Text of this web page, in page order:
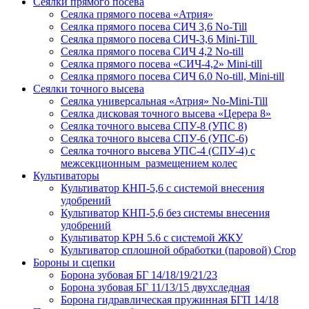
Сеялка прямого посева «Атрия»
Сеялка прямого посева СИЧ 3,6 No-Till
Сеялка прямого посева СИЧ-3,6 Mini-Till
Сеялка прямого посева СИЧ 4,2 No-till
Сеялка прямого посева «СИЧ-4,2» Mini-till
Сеялка прямого посева СИЧ 6.0 No-till, Mini-till
Сеялки точного высева
Сеялка универсальная «Атрия» No-Mini-Till
Сеялка дисковая точного высева «Церера 8»
Сеялка точного высева СПУ-8 (УПС 8)
Сеялка точного высева СПУ-6 (УПС-6)
Сеялка точного высева УПС-4 (СПУ-4) с
межсекционным размещением колес
Культиваторы
Культиватор КНП-5,6 с системой внесения
удобрений
Культиватор КНП-5,6 без системы внесения
удобрений
Культиватор КРН 5.6 с системой ЖКУ
Культиватор сплошной обработки (паровой) Crop
Бороны и сцепки
Борона зубовая БГ 14/18/19/21/23
Борона зубовая БГ 11/13/15 двухследная
Борона гидравлическая пружинная БГП 14/18